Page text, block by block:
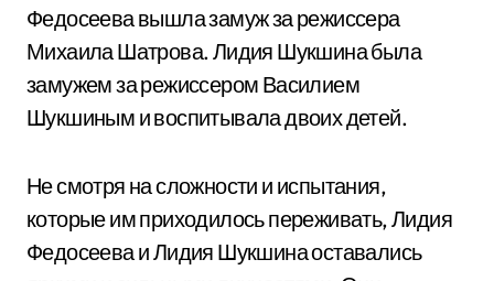
Федосеева вышла замуж за режиссера
Михаила Шатрова. Лидия Шукшина была
замужем за режиссером Василием
Шукшиным и воспитывала двоих детей.
Не смотря на сложности и испытания,
которые им приходилось переживать, Лидия
Федосеева и Лидия Шукшина оставались